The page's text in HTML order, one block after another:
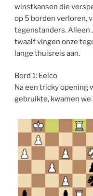
winstkansen die
op 5 borden verloren,
tegenstanders. Alleen
twaalf vingen onze
lange thuisreis aan.
Bord 1: Eelco
Na een tricky opening
gebruikte, kwamen we